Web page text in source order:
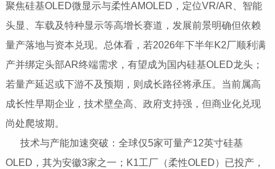
聚焦硅基OLED微显示与柔性AMOLED，定位VR/AR、智能
头显、车载及特种显示等高增长赛道，发展前景明确但依赖
量产落地与资本兑现。总体看，‌若2026年下半年K2厂顺利满
产并绑定头部AR终端需求，有望成为国内硅基OLED龙头；
若量产延迟或下游不及预期，则成长路径将承压‌。当前属高
成长性早期企业，技术壁垒高、政府支持强，但商业化兑现
尚处爬坡期。
技术与产能加速突破‌：全球仅5家可量产12英寸硅基
OLED，其为安徽3家之一；K1工厂（柔性OLED）已投产，‌